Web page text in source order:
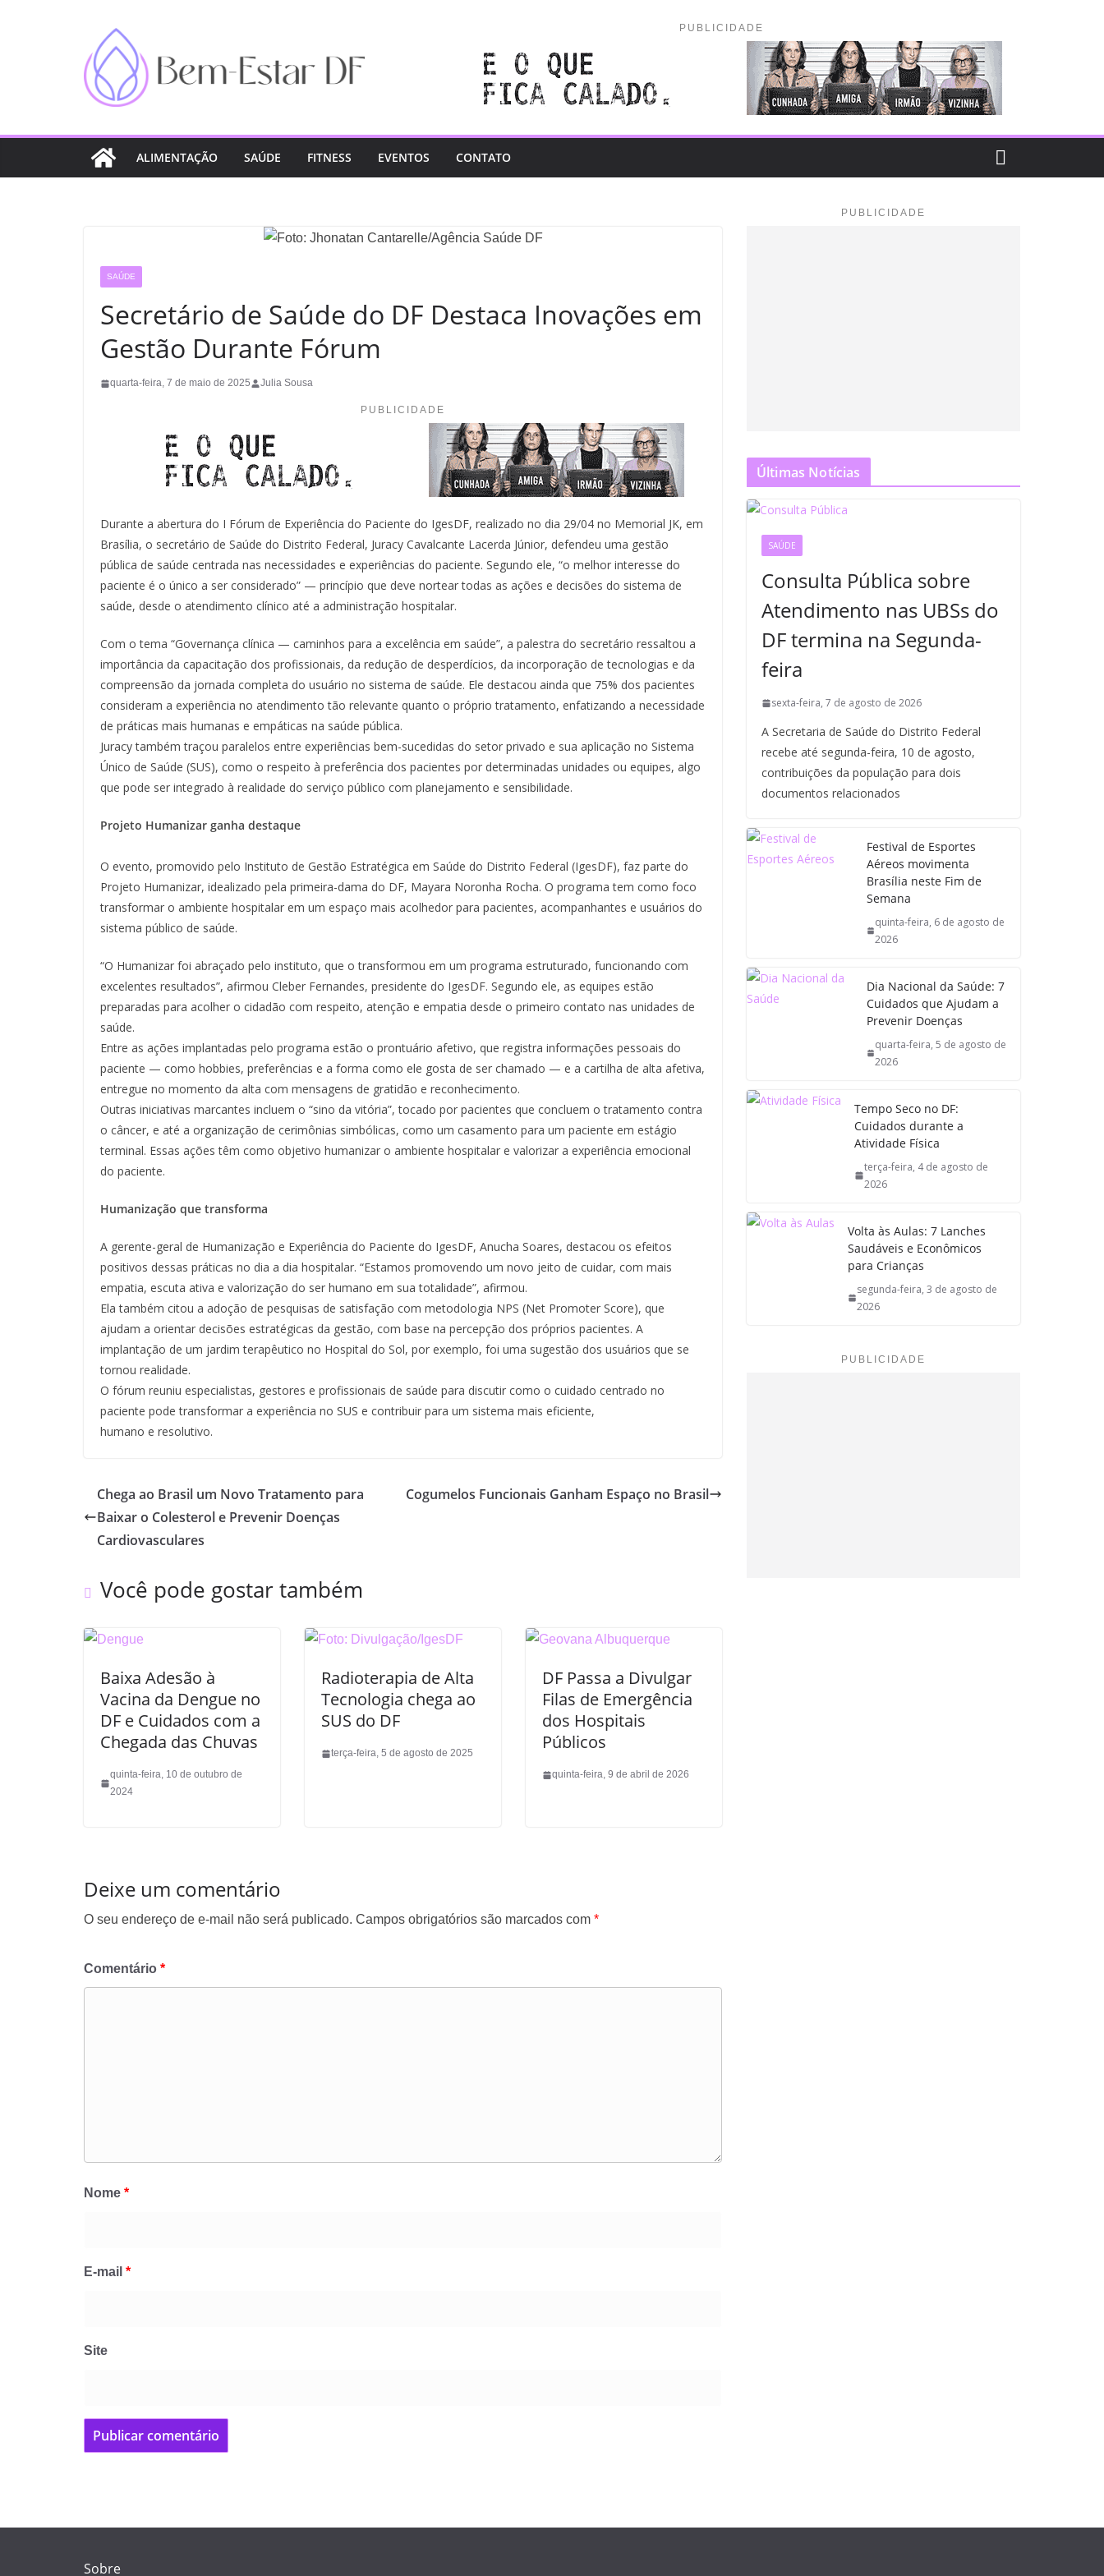
PUBLICIDADE
ALIMENTAÇÃO SAÚDE FITNESS EVENTOS CONTATO
SAÚDE
Secretário de Saúde do DF Destaca Inovações em
Gestão Durante Fórum
quarta-feira, 7 de maio de 2025 Julia Sousa
PUBLICIDADE
Durante a abertura do I Fórum de Experiência do Paciente do IgesDF, realizado no dia 29/04 no Memorial JK, em
Brasília, o secretário de Saúde do Distrito Federal, Juracy Cavalcante Lacerda Júnior, defendeu uma gestão
pública de saúde centrada nas necessidades e experiências do paciente. Segundo ele, “o melhor interesse do
paciente é o único a ser considerado” — princípio que deve nortear todas as ações e decisões do sistema de
saúde, desde o atendimento clínico até a administração hospitalar.
Com o tema “Governança clínica — caminhos para a excelência em saúde”, a palestra do secretário ressaltou a
importância da capacitação dos profissionais, da redução de desperdícios, da incorporação de tecnologias e da
compreensão da jornada completa do usuário no sistema de saúde. Ele destacou ainda que 75% dos pacientes
consideram a experiência no atendimento tão relevante quanto o próprio tratamento, enfatizando a necessidade
de práticas mais humanas e empáticas na saúde pública.
Juracy também traçou paralelos entre experiências bem-sucedidas do setor privado e sua aplicação no Sistema
Único de Saúde (SUS), como o respeito à preferência dos pacientes por determinadas unidades ou equipes, algo
que pode ser integrado à realidade do serviço público com planejamento e sensibilidade.
Projeto Humanizar ganha destaque
O evento, promovido pelo Instituto de Gestão Estratégica em Saúde do Distrito Federal (IgesDF), faz parte do
Projeto Humanizar, idealizado pela primeira-dama do DF, Mayara Noronha Rocha. O programa tem como foco
transformar o ambiente hospitalar em um espaço mais acolhedor para pacientes, acompanhantes e usuários do
sistema público de saúde.
“O Humanizar foi abraçado pelo instituto, que o transformou em um programa estruturado, funcionando com
excelentes resultados”, afirmou Cleber Fernandes, presidente do IgesDF. Segundo ele, as equipes estão
preparadas para acolher o cidadão com respeito, atenção e empatia desde o primeiro contato nas unidades de
saúde.
Entre as ações implantadas pelo programa estão o prontuário afetivo, que registra informações pessoais do
paciente — como hobbies, preferências e a forma como ele gosta de ser chamado — e a cartilha de alta afetiva,
entregue no momento da alta com mensagens de gratidão e reconhecimento.
Outras iniciativas marcantes incluem o “sino da vitória”, tocado por pacientes que concluem o tratamento contra
o câncer, e até a organização de cerimônias simbólicas, como um casamento para um paciente em estágio
terminal. Essas ações têm como objetivo humanizar o ambiente hospitalar e valorizar a experiência emocional
do paciente.
Humanização que transforma
A gerente-geral de Humanização e Experiência do Paciente do IgesDF, Anucha Soares, destacou os efeitos
positivos dessas práticas no dia a dia hospitalar. “Estamos promovendo um novo jeito de cuidar, com mais
empatia, escuta ativa e valorização do ser humano em sua totalidade”, afirmou.
Ela também citou a adoção de pesquisas de satisfação com metodologia NPS (Net Promoter Score), que
ajudam a orientar decisões estratégicas da gestão, com base na percepção dos próprios pacientes. A
implantação de um jardim terapêutico no Hospital do Sol, por exemplo, foi uma sugestão dos usuários que se
tornou realidade.
O fórum reuniu especialistas, gestores e profissionais de saúde para discutir como o cuidado centrado no
paciente pode transformar a experiência no SUS e contribuir para um sistema mais eficiente,
humano e resolutivo.
Chega ao Brasil um Novo Tratamento para
Baixar o Colesterol e Prevenir Doenças
Cardiovasculares
Cogumelos Funcionais Ganham Espaço no Brasil
Você pode gostar também
Baixa Adesão à
Vacina da Dengue no
DF e Cuidados com a
Chegada das Chuvas
quinta-feira, 10 de outubro de
2024
Radioterapia de Alta
Tecnologia chega ao
SUS do DF
terça-feira, 5 de agosto de 2025
DF Passa a Divulgar
Filas de Emergência
dos Hospitais
Públicos
quinta-feira, 9 de abril de 2026
Deixe um comentário
O seu endereço de e-mail não será publicado. Campos obrigatórios são marcados com *
Comentário *
Nome *
E-mail *
Site
PUBLICIDADE
Últimas Notícias
SAÚDE
Consulta Pública sobre
Atendimento nas UBSs do
DF termina na Segunda-
feira
sexta-feira, 7 de agosto de 2026
A Secretaria de Saúde do Distrito Federal
recebe até segunda-feira, 10 de agosto,
contribuições da população para dois
documentos relacionados
Festival de Esportes
Aéreos movimenta
Brasília neste Fim de
Semana
quinta-feira, 6 de agosto de
2026
Dia Nacional da Saúde: 7
Cuidados que Ajudam a
Prevenir Doenças
quarta-feira, 5 de agosto de
2026
Tempo Seco no DF:
Cuidados durante a
Atividade Física
terça-feira, 4 de agosto de
2026
Volta às Aulas: 7 Lanches
Saudáveis e Econômicos
para Crianças
segunda-feira, 3 de agosto de
2026
PUBLICIDADE
Sobre